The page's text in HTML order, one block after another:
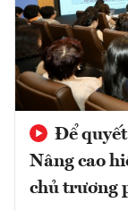
Để
Nâng cao
chủ trương